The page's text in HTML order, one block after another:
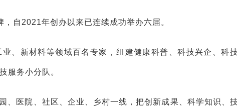
自2021年创办以来已连续成功举办六届。
、新材料等领域百名专家，组建健康科普、科技兴企、科
服务小分队。
、医院、社区、企业、乡村一线，把创新成果、科学知识、